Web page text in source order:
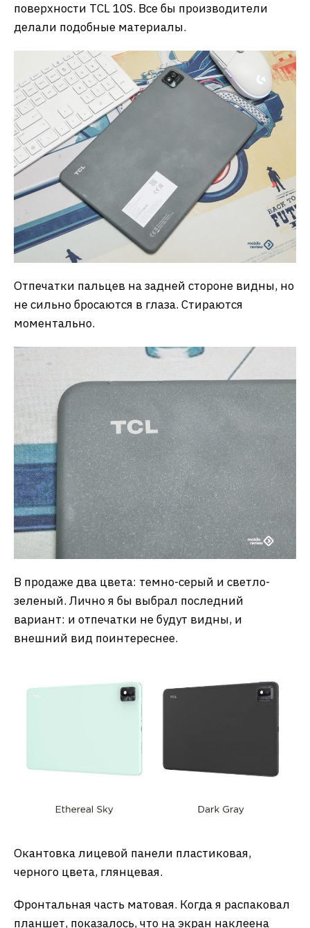
поверхности TCL 10S. Все бы производители
делали подобные материалы.
Отпечатки пальцев на задней стороне видны, но
не сильно бросаются в глаза. Стираются
моментально.
В продаже два цвета: темно-серый и светло-
зеленый. Лично я бы выбрал последний
вариант: и отпечатки не будут видны, и
внешний вид поинтереснее.
Окантовка лицевой панели пластиковая,
черного цвета, глянцевая.
Фронтальная часть матовая. Когда я распаковал
планшет, показалось, что на экран наклеена